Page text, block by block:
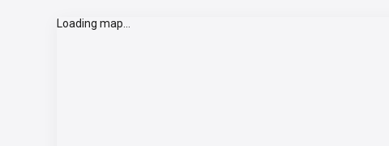
Loading map...